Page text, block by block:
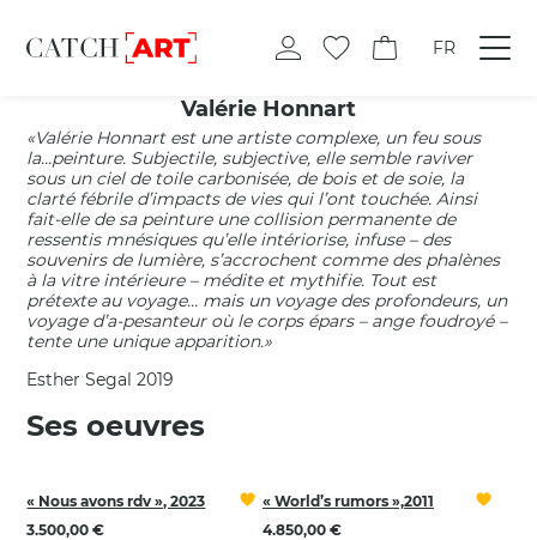
FR
Valérie Honnart
«Valérie Honnart est une artiste complexe, un feu sous
la…peinture. Subjectile, subjective, elle semble raviver
sous un ciel de toile carbonisée, de bois et de soie, la
clarté fébrile d’impacts de vies qui l’ont touchée. Ainsi
fait-elle de sa peinture une collision permanente de
ressentis mnésiques qu’elle intériorise, infuse – des
souvenirs de lumière, s’accrochent comme des phalènes
à la vitre intérieure – médite et mythifie. Tout est
prétexte au voyage… mais un voyage des profondeurs, un
voyage d’a-pesanteur où le corps épars – ange foudroyé –
tente une unique apparition.»
Esther Segal 2019
Ses oeuvres
« Nous avons rdv », 2023
3.500,00 €
« World’s rumors »,2011
4.850,00 €